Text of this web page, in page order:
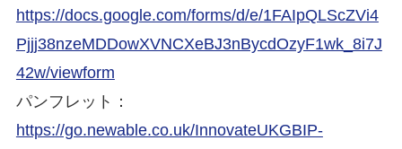
https://docs.google.com/forms/d/e/1FAIpQLScZVi4
Pjjj38nzeMDDowXVNCXeBJ3nBycdOzyF1wk_8i7J
42w/viewform
パンフレット：
https://go.newable.co.uk/InnovateUKGBIP-